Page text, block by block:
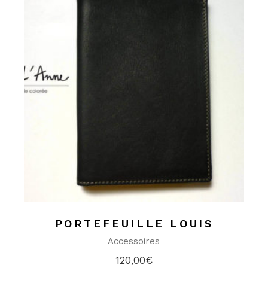
PORTEFEUILLE LOUIS
Accessoires
120,00€